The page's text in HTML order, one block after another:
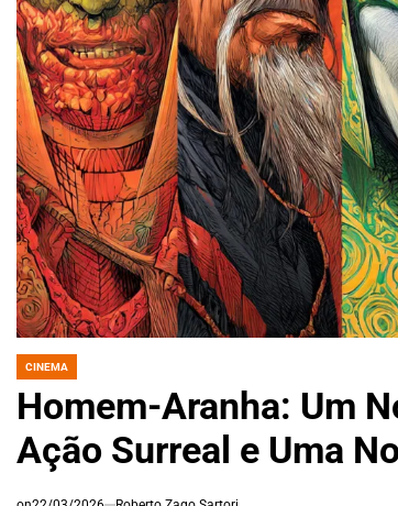
POSTED
CINEMA
Homem-Aranha: Um
Ação Surreal e Uma